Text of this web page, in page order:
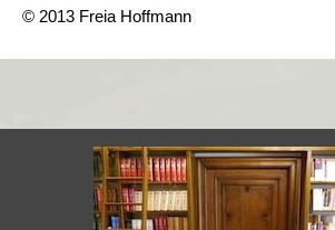
© 2013 Freia Hoffmann